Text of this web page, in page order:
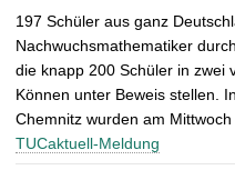
197 Schüler aus ganz
Nachwuchsmathematiker
die knapp 200 Schüler in zwei
Können unter Beweis stellen.
Chemnitz wurden am
TUCaktuell-Meldung